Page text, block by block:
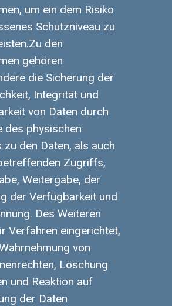
um ein dem Risiko
Schutzniveau zu
den
gehören
die Sicherung der
Integrität und
von Daten durch
des physischen
zu den Daten, als auch
Zugriffs,
Weitergabe, der
der Verfügbarkeit und
Des Weiteren
Verfahren eingerichtet,
von
Löschung
und Reaktion auf
der Daten